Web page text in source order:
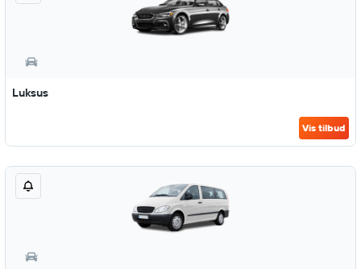
Luksus
Vis tilbud